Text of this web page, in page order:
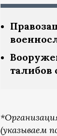
талибов
(указываем